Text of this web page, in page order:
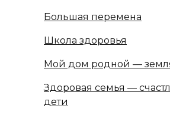
Большая перемена
Школа здоровья
Мой дом родной —
Здоровая семья —
дети